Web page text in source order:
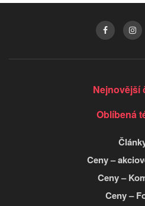
Nejnovější
Oblíbená
Ceny –
Ceny –
Ceny –